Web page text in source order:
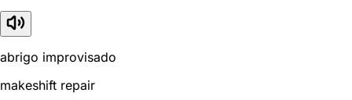
abrigo improvisado
makeshift repair